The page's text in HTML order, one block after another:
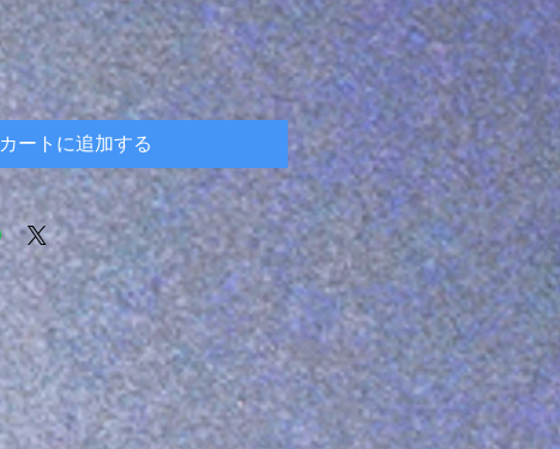
カートに追加する